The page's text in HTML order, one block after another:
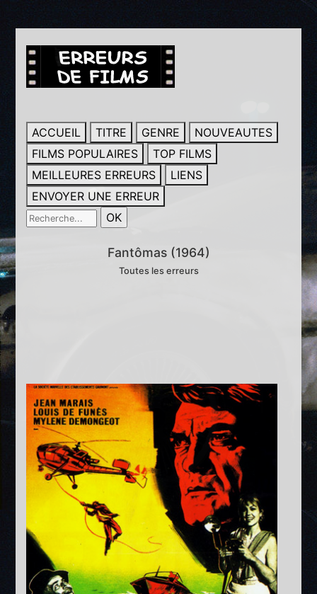
ACCUEIL TITRE GENRE
NOUVEAUTES
FILMS POPULAIRES
TOP FILMS
MEILLEURES ERREURS
LIENS
ENVOYER UNE ERREUR
Fantômas (1964)
Toutes les erreurs